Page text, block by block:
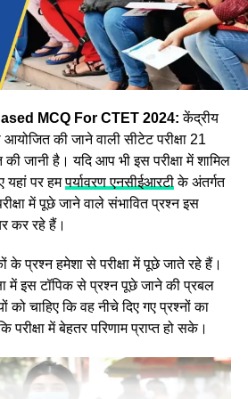
दे रहेCTET Answer Key 2024
नंबर और जन्म की तारीख दर्ज करके
Asnswer Key स्क्रीन पर प्रदर्शित हो
MCQ For CTET 2024: केंद्रीय
आयोजित की जाने वाली सीटेट परीक्षा 21
जानी है। यदि आप भी इस परीक्षा में शामिल
यहां पर हमपर्यावरण एनसीईआरटीके अंतर्गत
में पूछे जाने वाले संभावित प्रश्न इस
कर रहे हैं।
प्रश्न हमेशा से परीक्षा में पूछे जाते रहे हैं।
में इस टॉपिक से प्रश्न पूछे जाने की प्रबल
को चाहिए कि वह नीचे दिए गए प्रश्नों का
परीक्षा में बेहतर परिणाम प्राप्त हो सके।